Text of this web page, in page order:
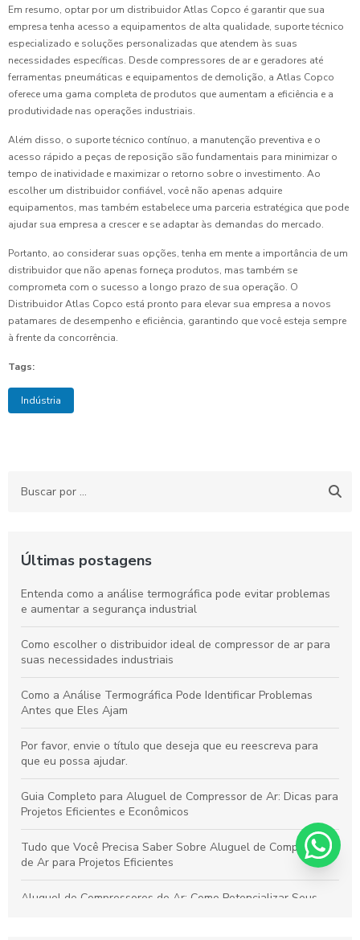
Em resumo, optar por um distribuidor Atlas Copco é garantir que sua
empresa tenha acesso a equipamentos de alta qualidade, suporte técnico
especializado e soluções personalizadas que atendem às suas
necessidades específicas. Desde compressores de ar e geradores até
ferramentas pneumáticas e equipamentos de demolição, a Atlas Copco
oferece uma gama completa de produtos que aumentam a eficiência e a
produtividade nas operações industriais.
Além disso, o suporte técnico contínuo, a manutenção preventiva e o
acesso rápido a peças de reposição são fundamentais para minimizar o
tempo de inatividade e maximizar o retorno sobre o investimento. Ao
escolher um distribuidor confiável, você não apenas adquire
equipamentos, mas também estabelece uma parceria estratégica que pode
ajudar sua empresa a crescer e se adaptar às demandas do mercado.
Portanto, ao considerar suas opções, tenha em mente a importância de um
distribuidor que não apenas forneça produtos, mas também se
comprometa com o sucesso a longo prazo de sua operação. O
Distribuidor Atlas Copco está pronto para elevar sua empresa a novos
patamares de desempenho e eficiência, garantindo que você esteja sempre
à frente da concorrência.
Tags:
Indústria
Últimas postagens
Entenda como a análise termográfica pode evitar problemas
e aumentar a segurança industrial
Como escolher o distribuidor ideal de compressor de ar para
suas necessidades industriais
Como a Análise Termográfica Pode Identificar Problemas
Antes que Eles Ajam
Por favor, envie o título que deseja que eu reescreva para
que eu possa ajudar.
Guia Completo para Aluguel de Compressor de Ar: Dicas para
Projetos Eficientes e Econômicos
Tudo que Você Precisa Saber Sobre Aluguel de Compressor
de Ar para Projetos Eficientes
Aluguel de Compressores de Ar: Como Potencializar Seus